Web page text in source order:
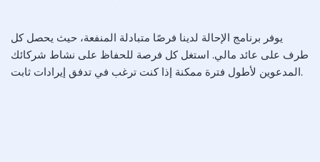
يوفر برنامج الإحالة لدينا فرصًا متبادلة المنفعة، حيث يحصل كل
طرف على عائد مالي. استغل كل فرصة للحفاظ على نشاط شركائك
المدعوين لأطول فترة ممكنة إذا كنت ترغب في تدفق إيرادات ثابت.